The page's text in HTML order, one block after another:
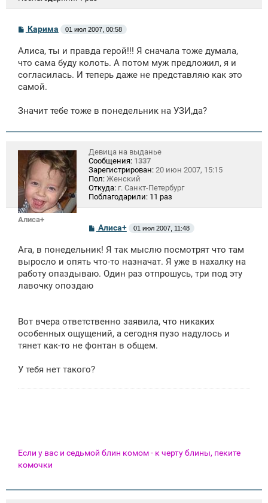
С
б
щ
н
и
Карима 01 июл 2007, 00:58
Алиса, ты и правда герой!!! Я сначала тоже думала,
что сама буду колоть. А потом муж предложил, я и
согласилась. И теперь даже не представляю как это
самой.
Значит тебе тоже в понедельник на УЗИ,да?
Алиса+
Девица на выданье
Сообщения: 1337
Зарегистрирован: 20 июн 2007, 15:15
Пол: Женский
Откуда: г. Санкт-Петербург
Поблагодарили: 11 раз
С
б
щ
н
Алиса+ 01 июл 2007, 11:48
Ага, в понедельник! Я так мыслю посмотрят что там
выросло и опять что-то назначат. Я уже в нахалку на
работу опаздываю. Один раз отпрошусь, три под эту
лавочку опоздаю
Вот вчера ответственно заявила, что никаких
особенных ощущений, а сегодня пузо надулось и
тянет как-то не фонтан в общем.
У тебя нет такого?
Если у вас и седьмой блин комом - к черту блины, пеките
комочки